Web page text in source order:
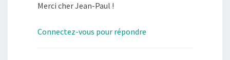
Merci cher Jean-Paul !
Connectez-vous pour répondre